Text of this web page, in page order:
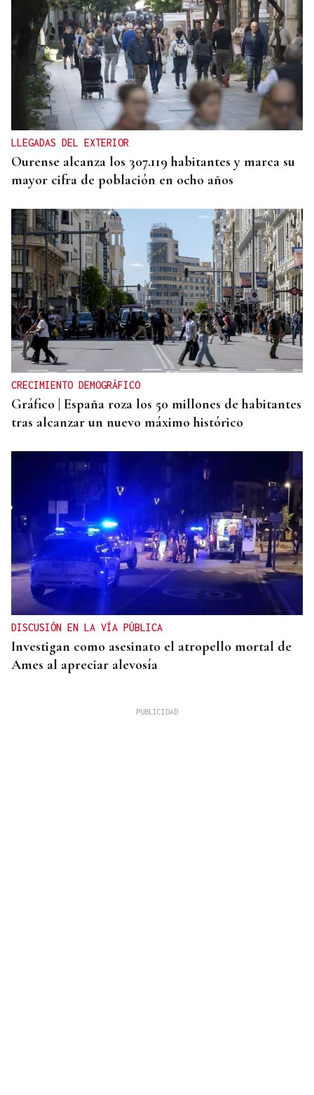
"NON Á FUSIÓN"
Galería | Carballeda de Avia se rebela contra la
fusión con Ribadavia: "Traidores"
LLEGADAS DEL EXTERIOR
Ourense alcanza los 307.119 habitantes y marca su
mayor cifra de población en ocho años
CRECIMIENTO DEMOGRÁFICO
Gráfico | España roza los 50 millones de habitantes
tras alcanzar un nuevo máximo histórico
DISCUSIÓN EN LA VÍA PÚBLICA
Investigan como asesinato el atropello mortal de
Ames al apreciar alevosía